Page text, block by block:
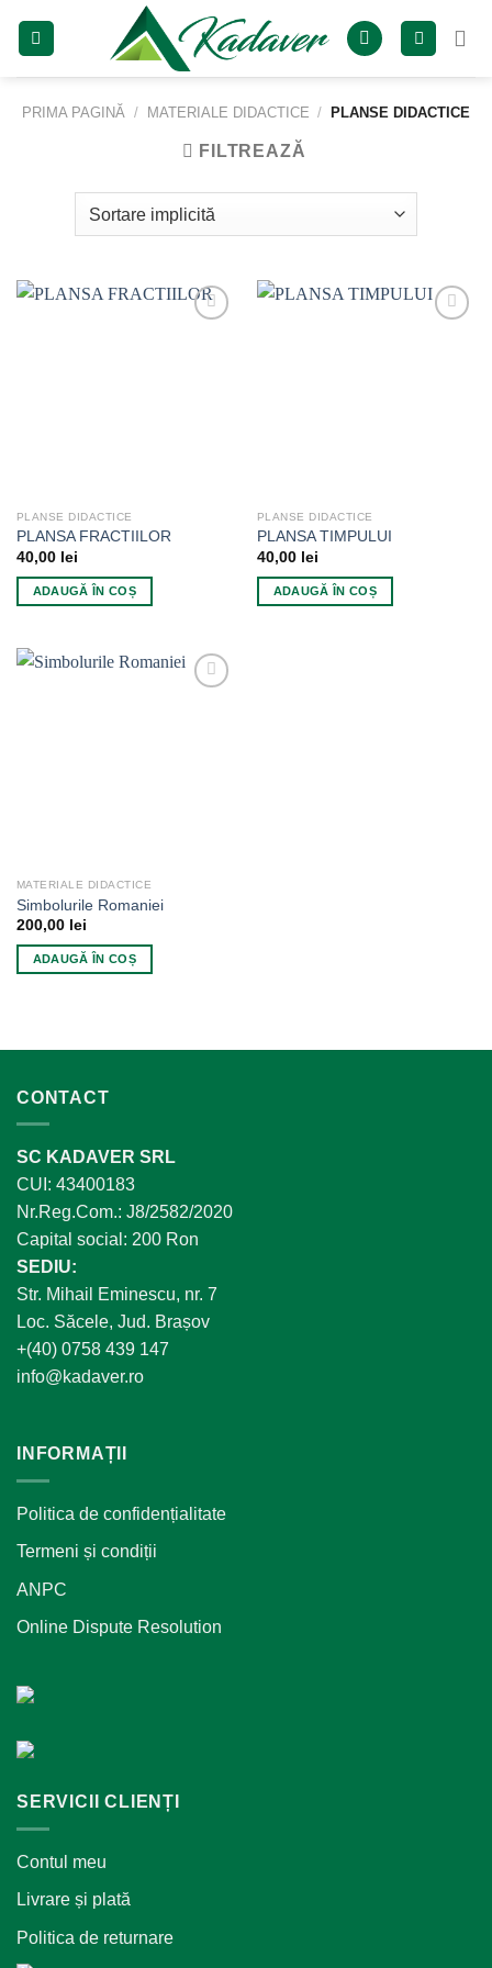
PRIMA PAGINĂ / MATERIALE DIDACTICE / PLANSE DIDACTICE
FILTREAZĂ
PLANSE DIDACTICE
PLANSA FRACTIILOR
40,00 lei
ADAUGĂ ÎN COȘ
PLANSE DIDACTICE
PLANSA TIMPULUI
40,00 lei
ADAUGĂ ÎN COȘ
MATERIALE DIDACTICE
Simbolurile Romaniei
200,00 lei
ADAUGĂ ÎN COȘ
CONTACT
SC KADAVER SRL
CUI: 43400183
Nr.Reg.Com.: J8/2582/2020
Capital social: 200 Ron
SEDIU:
Str. Mihail Eminescu, nr. 7
Loc. Săcele, Jud. Brașov
+(40) 0758 439 147
info@kadaver.ro
INFORMAȚII
Politica de confidențialitate
Termeni și condiții
ANPC
Online Dispute Resolution
SERVICII CLIENȚI
Contul meu
Livrare și plată
Politica de returnare